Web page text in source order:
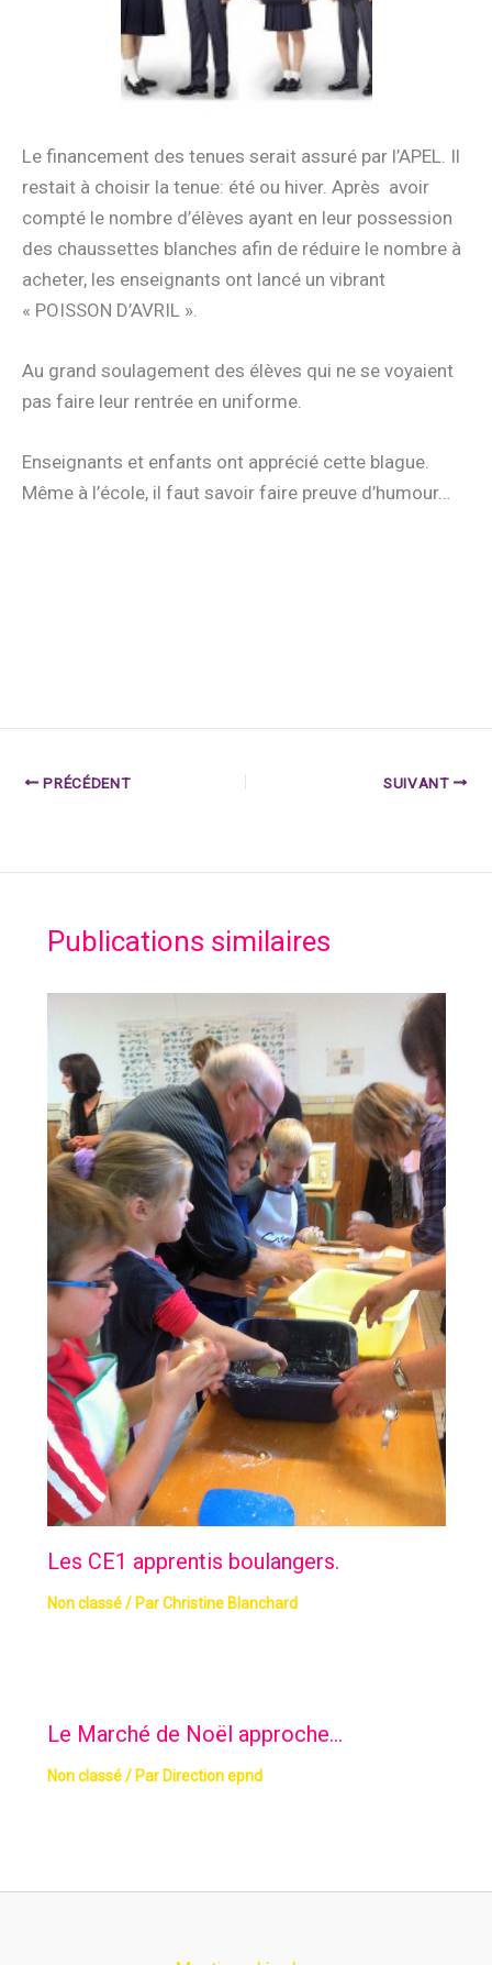
Le financement des tenues serait assuré par l’APEL. Il
restait à choisir la tenue: été ou hiver. Après avoir
compté le nombre d’élèves ayant en leur possession
des chaussettes blanches afin de réduire le nombre à
acheter, les enseignants ont lancé un vibrant
« POISSON D’AVRIL ».
Au grand soulagement des élèves qui ne se voyaient
pas faire leur rentrée en uniforme.
Enseignants et enfants ont apprécié cette blague.
Même à l’école, il faut savoir faire preuve d’humour…
PRÉCÉDENT SUIVANT
Publications similaires
Les CE1 apprentis boulangers.
Non classé/ ParChristine Blanchard
Le Marché de Noël approche…
Non classé/ Par Direction epnd